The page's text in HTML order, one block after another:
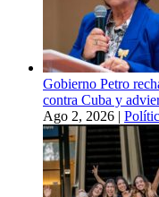
Gobierno Petro
contra Cuba y
Ago 2, 2026 |